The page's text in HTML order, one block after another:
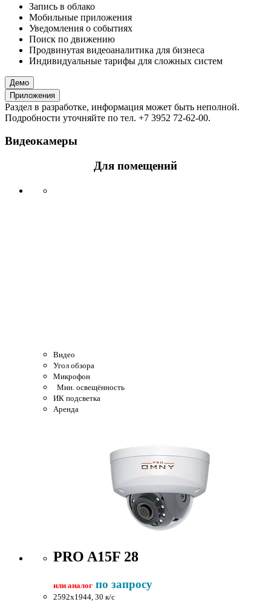
Запись в облако
Мобильные приложения
Уведомления о событиях
Поиск по движению
Продвинутая видеоаналитика для бизнеса
Индивидуальные тарифы для сложных систем
Демо
Приложения
Раздел в разработке, информация может быть неполной.
Подробности уточняйте по тел. +7 3952 72-62-00.
Видеокамеры
Для помещений
Видео
Угол обзора
Микрофон
Мин. освещённость
ИК подсветка
Аренда
PRO A15F 28
или аналог по запросу
2592x1944, 30 к/c